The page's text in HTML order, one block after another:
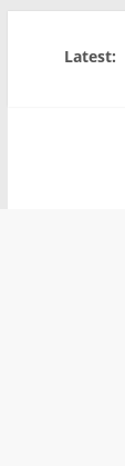
Latest: